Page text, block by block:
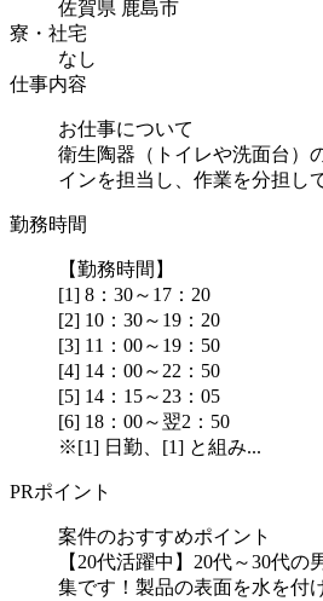
佐賀県 鹿島市
寮・社宅
なし
仕事内容
お仕事について
衛生陶器（トイレや洗面台）
インを担当し、作業を分担し
勤務時間
【勤務時間】
[1] 8：30～17：20
[2] 10：30～19：20
[3] 11：00～19：50
[4] 14：00～22：50
[5] 14：15～23：05
[6] 18：00～翌2：50
※[1] 日勤、[1] と組み...
PRポイント
案件のおすすめポイント
【20代活躍中】20代～30代
集です！製品の表面を水を付